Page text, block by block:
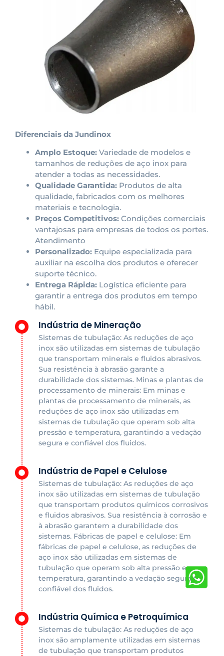
Diferenciais da Jundinox
Amplo Estoque: Variedade de modelos e
tamanhos de reduções de aço inox para
atender a todas as necessidades.
Qualidade Garantida: Produtos de alta
qualidade, fabricados com os melhores
materiais e tecnologia.
Preços Competitivos: Condições comerciais
vantajosas para empresas de todos os portes.
Atendimento
Personalizado: Equipe especializada para
auxiliar na escolha dos produtos e oferecer
suporte técnico.
Entrega Rápida: Logística eficiente para
garantir a entrega dos produtos em tempo
hábil.
Indústria de Mineração
Sistemas de tubulação: As reduções de aço
inox são utilizadas em sistemas de tubulação
que transportam minerais e fluidos abrasivos.
Sua resistência à abrasão garante a
durabilidade dos sistemas. Minas e plantas de
processamento de minerais: Em minas e
plantas de processamento de minerais, as
reduções de aço inox são utilizadas em
sistemas de tubulação que operam sob alta
pressão e temperatura, garantindo a vedação
segura e confiável dos fluidos.
Indústria de Papel e Celulose
Sistemas de tubulação: As reduções de aço
inox são utilizadas em sistemas de tubulação
que transportam produtos químicos corrosivos
e fluidos abrasivos. Sua resistência à corrosão e
à abrasão garantem a durabilidade dos
sistemas. Fábricas de papel e celulose: Em
fábricas de papel e celulose, as reduções de
aço inox são utilizadas em sistemas de
tubulação que operam sob alta pressão e
temperatura, garantindo a vedação segura e
confiável dos fluidos.
Indústria Química e Petroquímica
Sistemas de tubulação: As reduções de aço
inox são amplamente utilizadas em sistemas
de tubulação que transportam produtos